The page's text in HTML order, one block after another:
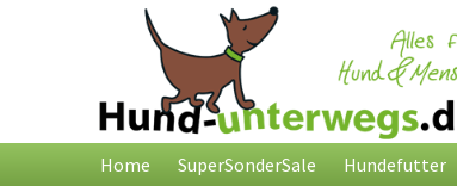
Home SuperSonderSale Hundefutter